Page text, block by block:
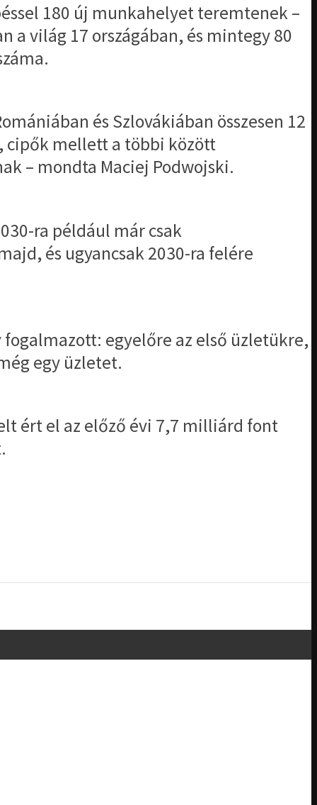
180 új munkahelyet teremtenek –
világ 17 országában, és mintegy 80
és Szlovákiában összesen 12
cipők mellett a többi között
– mondta Maciej Podwojski.
ra például már csak
és ugyancsak 2030-ra felére
egyelőre az első üzletükre,
egy üzletet.
ért el az előző évi 7,7 milliárd font